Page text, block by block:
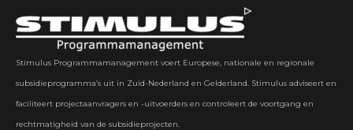
Stimulus Programmamanagement voert Europese, nationale en regionale
subsidieprogramma’s uit in Zuid-Nederland en Gelderland. Stimulus adviseert en
faciliteert projectaanvragers en -uitvoerders en controleert de voortgang en
rechtmatigheid van de subsidieprojecten.